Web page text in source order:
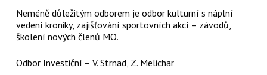
Neméně důležitým odborem je odbor kulturní s náplní
vedení kroniky, zajišťování sportovních akcí – závodů,
školení nových členů MO.
Odbor Investiční – V. Strnad, Z. Melichar